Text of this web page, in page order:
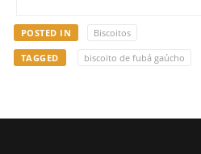
POSTED IN Biscoitos
TAGGED biscoito de fubá gaúcho